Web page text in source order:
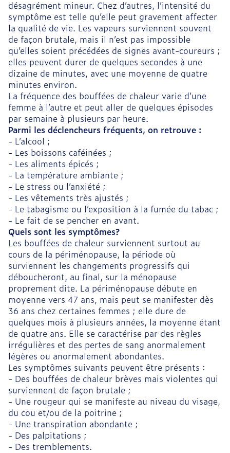
désagrément mineur. Chez d’autres, l’intensité du
symptôme est telle qu’elle peut gravement affecter
la qualité de vie. Les vapeurs surviennent souvent
de façon brutale, mais il n’est pas impossible
qu’elles soient précédées de signes avant-coureurs ;
elles peuvent durer de quelques secondes à une
dizaine de minutes, avec une moyenne de quatre
minutes environ.
La fréquence des bouffées de chaleur varie d’une
femme à l’autre et peut aller de quelques épisodes
par semaine à plusieurs par heure.
Parmi les déclencheurs fréquents, on retrouve :
- L’alcool ;
- Les boissons caféinées ;
- Les aliments épicés ;
- La température ambiante ;
- Le stress ou l’anxiété ;
- Les vêtements très ajustés ;
- Le tabagisme ou l’exposition à la fumée du tabac ;
- Le fait de se pencher en avant.
Quels sont les symptômes?
Les bouffées de chaleur surviennent surtout au
cours de la périménopause, la période où
surviennent les changements progressifs qui
déboucheront, au final, sur la ménopause
proprement dite. La périménopause débute en
moyenne vers 47 ans, mais peut se manifester dès
36 ans chez certaines femmes ; elle dure de
quelques mois à plusieurs années, la moyenne étant
de quatre ans. Elle se caractérise par des règles
irrégulières et des pertes de sang anormalement
légères ou anormalement abondantes.
Les symptômes suivants peuvent être présents :
- Des bouffées de chaleur brèves mais violentes qui
surviennent de façon brutale ;
- Une rougeur qui se manifeste au niveau du visage,
du cou et/ou de la poitrine ;
- Une transpiration abondante ;
- Des palpitations ;
- Des tremblements.